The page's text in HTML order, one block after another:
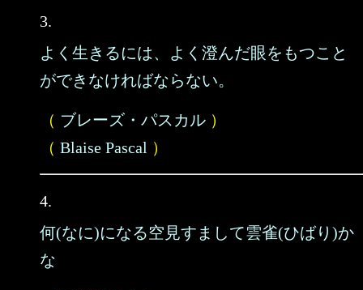
3.
よく生きるには、よく澄んだ眼をもつこと
ができなければならない。
（ ブレーズ・パスカル ）
（ Blaise Pascal ）
4.
何(なに)になる空見すまして雲雀(ひばり)か
な